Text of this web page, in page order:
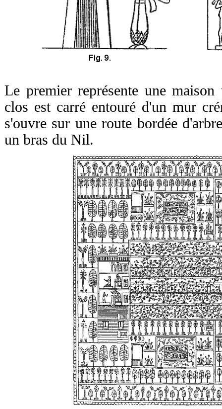
Le premier représente une
clos est carré entouré d'un mur
s'ouvre sur une route bordée
un bras du Nil.